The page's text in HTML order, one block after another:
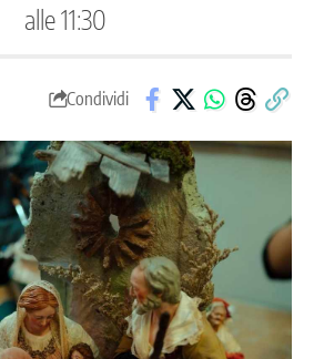
alle 11:30
Condividi